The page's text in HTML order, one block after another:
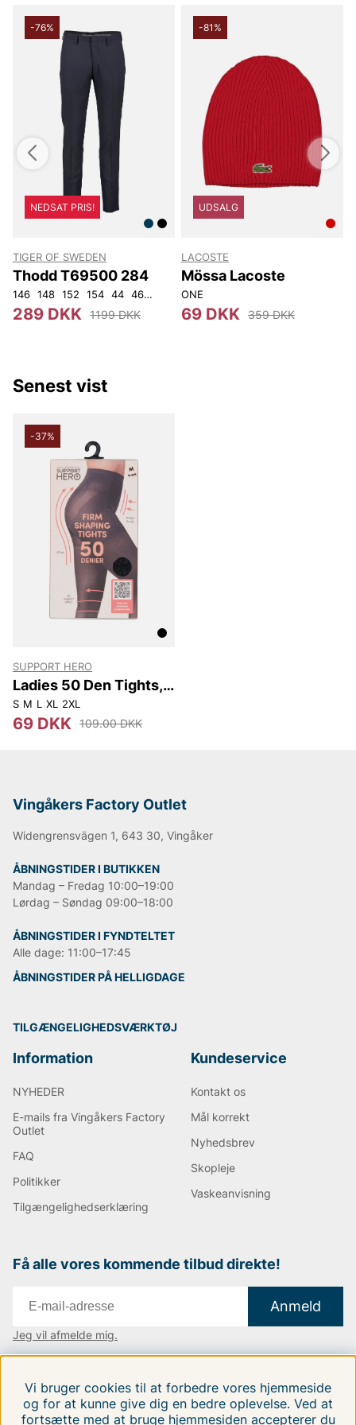
-76%
NEDSAT PRIS!
TIGER OF SWEDEN
Thodd T69500 284
146 148 152 154 44 46 48 50 52
289 DKK 1199 DKK
-81%
UDSALG
LACOSTE
Mössa Lacoste
ONE
69 DKK 359 DKK
Senest vist
-37%
SUPPORT HERO
Ladies 50 Den Tights,
Firm Shaper
S M L XL 2XL
69 DKK 109.00 DKK
Vingåkers Factory Outlet
Widengrensvägen 1, 643 30, Vingåker
ÅBNINGSTIDER I BUTIKKEN
Mandag – Fredag 10:00–19:00
Lørdag – Søndag 09:00–18:00
ÅBNINGSTIDER I FYNDTELTET
Alle dage: 11:00–17:45
ÅBNINGSTIDER PÅ HELLIGDAGE
TILGÆNGELIGHEDSVÆRKTØJ
Information
NYHEDER
E-mails fra Vingåkers Factory
Outlet
FAQ
Politikker
Tilgængelighedserklæring
Kundeservice
Kontakt os
Mål korrekt
Nyhedsbrev
Skopleje
Vaskeanvisning
Få alle vores kommende tilbud direkte!
Anmeld
Jeg vil afmelde mig.
Følg os på vores sociale medier.
Vi bruger cookies til at forbedre vores hjemmeside
og for at kunne give dig en bedre oplevelse. Ved at
fortsætte med at bruge hjemmesiden accepterer du